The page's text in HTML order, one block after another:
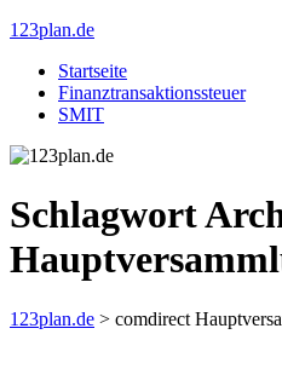
123plan.de
Startseite
Finanztransaktionssteuer
SMIT
Schlagwort
123plan.de > comdirect